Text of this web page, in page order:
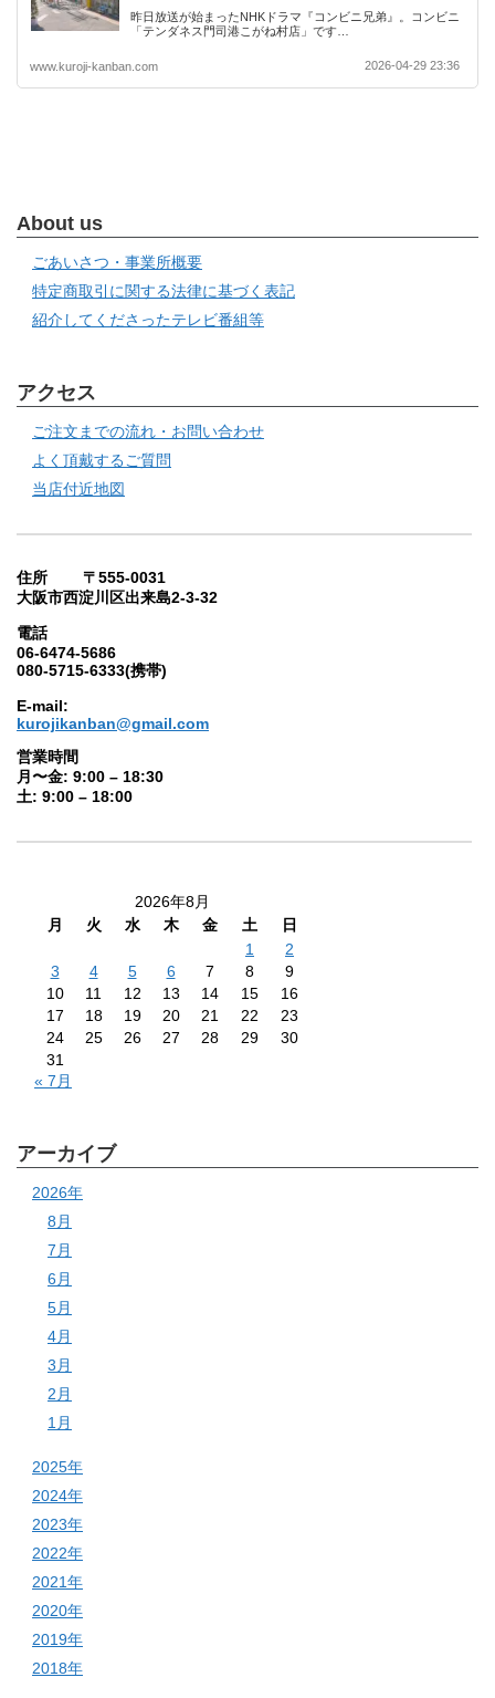
昨日放送が始まったNHKドラマ『コンビニ兄弟』。コンビニ
「テンダネス門司港こがね村店」です…
www.kuroji-kanban.com 2026-04-29 23:36
About us
ごあいさつ・事業所概要
特定商取引に関する法律に基づく表記
紹介してくださったテレビ番組等
アクセス
ご注文までの流れ・お問い合わせ
よく頂戴するご質問
当店付近地図
住所 〒555-0031
大阪市西淀川区出来島2-3-32
電話
06-6474-5686
080-5715-6333(携帯)
E-mail:
kurojikanban@gmail.com
営業時間
月〜金: 9:00 – 18:30
土: 9:00 – 18:00
2026年8月
月
火 水 木 金 土
日
1
2
3
4 5 6 7 8
9
10
11 12 13 14 15
16
17
18 19 20 21 22
23
24
25 26 27 28 29
30
31
« 7月
アーカイブ
2026年
8月
7月
6月
5月
4月
3月
2月
1月
2025年
2024年
2023年
2022年
2021年
2020年
2019年
2018年